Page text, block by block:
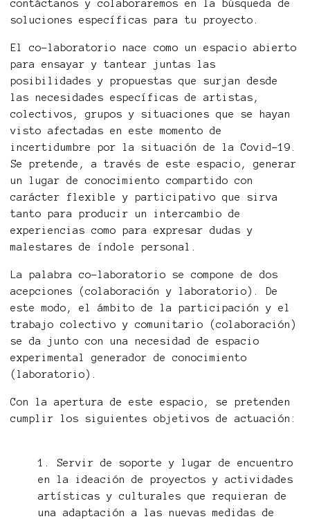
contáctanos y colaboraremos en la búsqueda de
soluciones específicas para tu proyecto.
El co-laboratorio nace como un espacio abierto
para ensayar y tantear juntas las
posibilidades y propuestas que surjan desde
las necesidades específicas de artistas,
colectivos, grupos y situaciones que se hayan
visto afectadas en este momento de
incertidumbre por la situación de la Covid-19.
Se pretende, a través de este espacio, generar
un lugar de conocimiento compartido con
carácter flexible y participativo que sirva
tanto para producir un intercambio de
experiencias como para expresar dudas y
malestares de índole personal.
La palabra co-laboratorio se compone de dos
acepciones (colaboración y laboratorio). De
este modo, el ámbito de la participación y el
trabajo colectivo y comunitario (colaboración)
se da junto con una necesidad de espacio
experimental generador de conocimiento
(laboratorio).
Con la apertura de este espacio, se pretenden
cumplir los siguientes objetivos de actuación:
1. Servir de soporte y lugar de encuentro
en la ideación de proyectos y actividades
artísticas y culturales que requieran de
una adaptación a las nuevas medidas de